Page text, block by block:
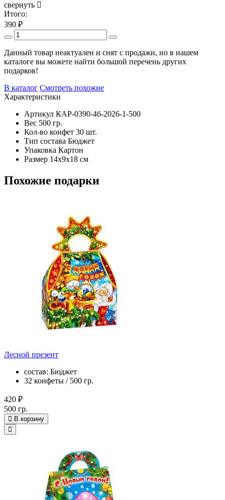
свернуть
Итого:
390 ₽
Данный товар неактуален и снят с продажи, но в нашем
каталоге вы можете найти большой перечень других
подарков!
В каталог Смотреть похожие
Характеристики
Артикул КАР-0390-4б-2026-1-500
Вес 500 гр.
Кол-во конфет 30 шт.
Тип состава Бюджет
Упаковка Картон
Размер 14х9х18 см
Похожие подарки
Лесной презент
состав: Бюджет
32 конфеты / 500 гр.
420 ₽
500 гр.
В корзину